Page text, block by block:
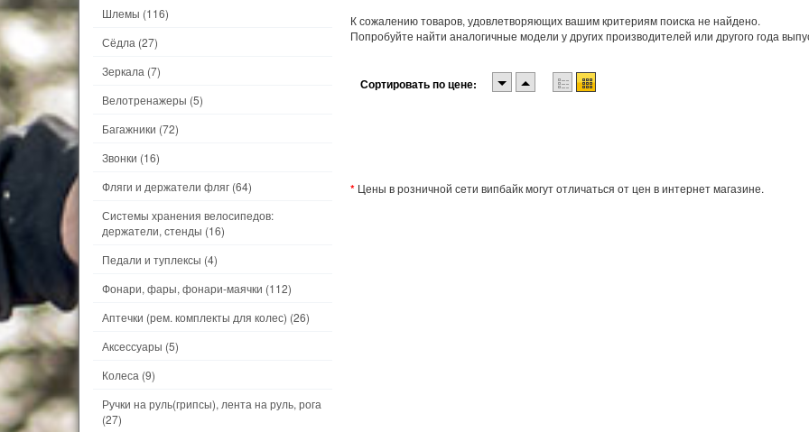
К сожалению товаров, удовлетворяющих вашим критериям поиска не найдено.
Попробуйте найти аналогичные модели у других производителей или другого года
Сортировать по цене:
* Цены в розничной сети випбайк могут отличаться от цен в интернет магазине.
Шлемы (116)
Сёдла (27)
Зеркала (7)
Велотренажеры (5)
Багажники (72)
Звонки (16)
Фляги и держатели фляг (64)
Системы хранения велосипедов:
держатели, стенды (16)
Педали и туплексы (4)
Фонари, фары, фонари-маячки (112)
Аптечки (рем. комплекты для колес) (26)
Аксессуары (5)
Колеса (9)
Ручки на руль(грипсы), лента на руль, рога
(27)